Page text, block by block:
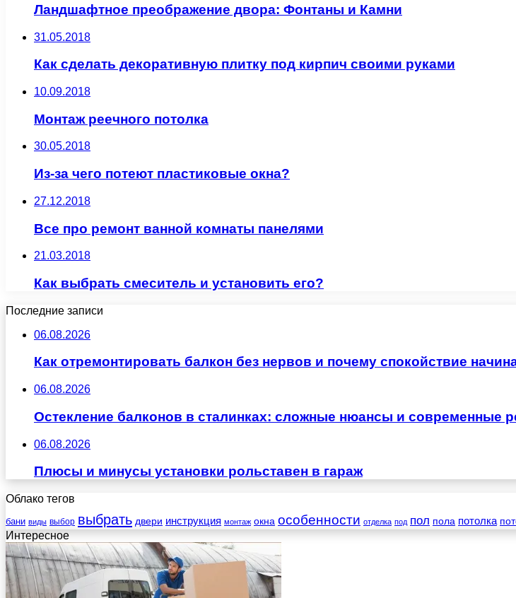
Ландшафтное преображение двора: Фонтаны и Камни
31.05.2018
Как сделать декоративную плитку под кирпич своими руками
10.09.2018
Монтаж реечного потолка
30.05.2018
Из-за чего потеют пластиковые окна?
27.12.2018
Все про ремонт ванной комнаты панелями
21.03.2018
Как выбрать смеситель и установить его?
Последние записи
06.08.2026
Как отремонтировать балкон без нервов и почему спокойствие
06.08.2026
Остекление балконов в сталинках: сложные нюансы и современные
06.08.2026
Плюсы и минусы установки рольставен в гараж
Облако тегов
бани виды выбор выбрать двери инструкция монтаж окна особенности отделка под пол пола потолка
Интересное